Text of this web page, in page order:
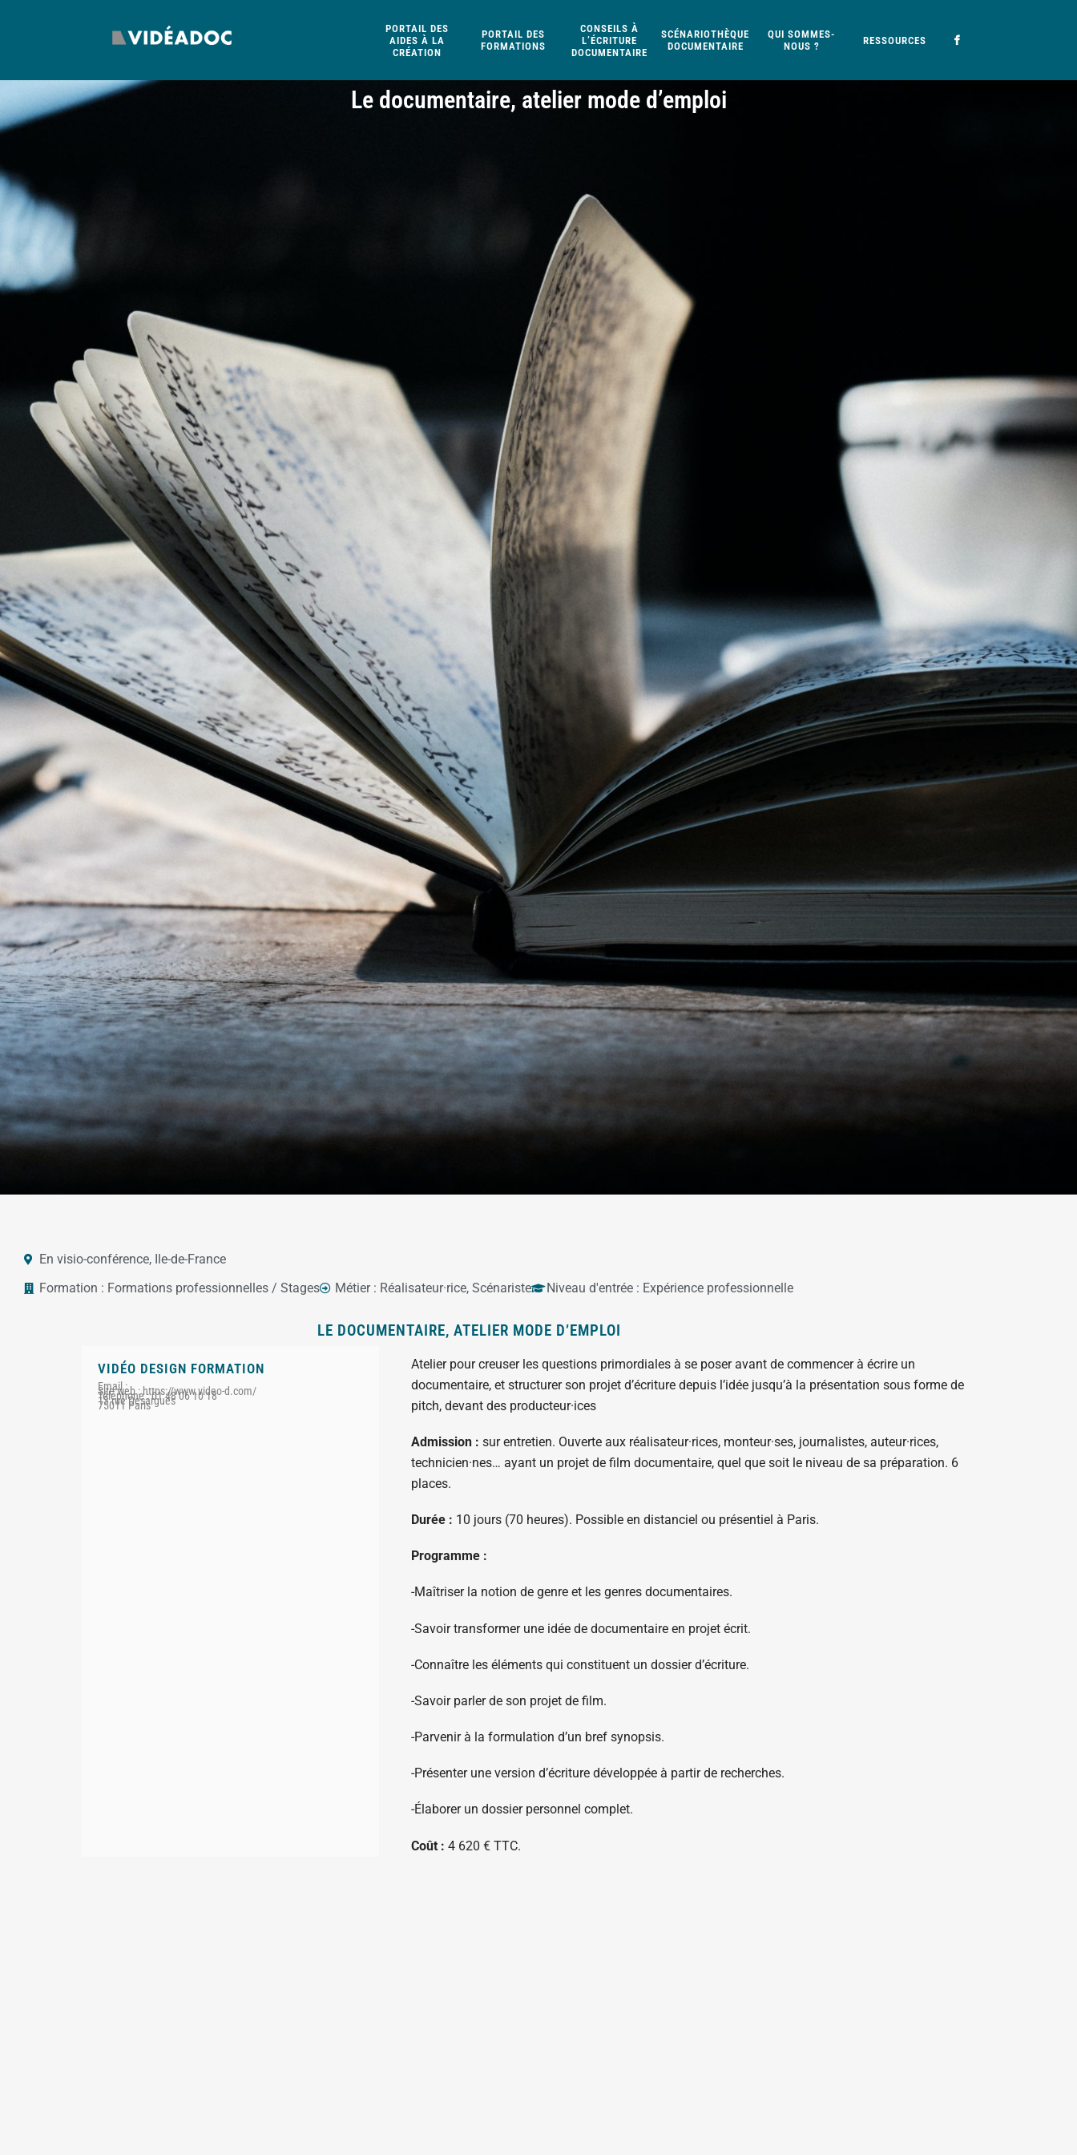
PORTAIL DES
AIDES À LA
CRÉATION
PORTAIL DES
FORMATIONS
CONSEILS À
L’ÉCRITURE
DOCUMENTAIRE
SCÉNARIOTHÈQUE
DOCUMENTAIRE
QUI SOMMES-
NOUS ?
RESSOURCES
Le documentaire, atelier mode d’emploi
En visio-conférence, Ile-de-France
Formation : Formations professionnelles / Stages Métier : Réalisateur·rice, Scénariste Niveau d'entrée : Expérience professionnelle
LE DOCUMENTAIRE, ATELIER MODE D’EMPLOI
VIDÉO DESIGN FORMATION
Email :
Site web : https://www.video-d.com/
Téléphone : 01 48 06 10 18‬
13 rue Desargues
75011 Paris
Atelier pour creuser les questions primordiales à se poser avant de commencer à écrire un
documentaire, et structurer son projet d’écriture depuis l’idée jusqu’à la présentation sous forme de
pitch, devant des producteur·ices
Admission : sur entretien. Ouverte aux réalisateur·rices, monteur·ses, journalistes, auteur·rices,
technicien·nes… ayant un projet de film documentaire, quel que soit le niveau de sa préparation. 6
places.
Durée : 10 jours (70 heures). Possible en distanciel ou présentiel à Paris.
Programme :
-Maîtriser la notion de genre et les genres documentaires.
-Savoir transformer une idée de documentaire en projet écrit.
-Connaître les éléments qui constituent un dossier d’écriture.
-Savoir parler de son projet de film.
-Parvenir à la formulation d’un bref synopsis.
-Présenter une version d’écriture développée à partir de recherches.
-Élaborer un dossier personnel complet.
Coût : 4 620 € TTC.